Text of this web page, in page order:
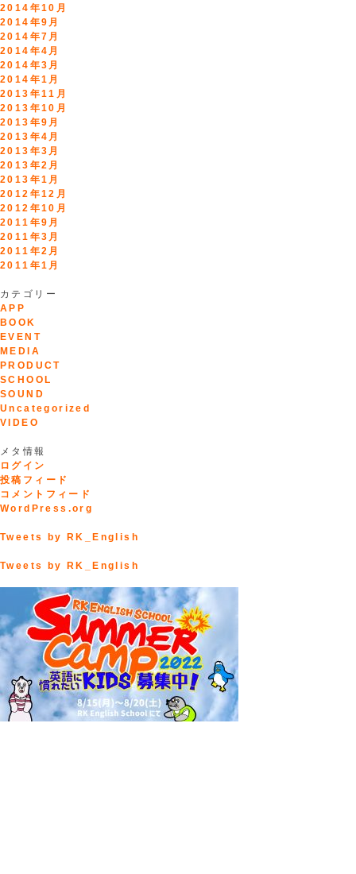
2014年10月
2014年9月
2014年7月
2014年4月
2014年3月
2014年1月
2013年11月
2013年10月
2013年9月
2013年4月
2013年3月
2013年2月
2013年1月
2012年12月
2012年10月
2011年9月
2011年3月
2011年2月
2011年1月
カテゴリー
APP
BOOK
EVENT
MEDIA
PRODUCT
SCHOOL
SOUND
Uncategorized
VIDEO
メタ情報
ログイン
投稿フィード
コメントフィード
WordPress.org
Tweets by RK_English
Tweets by RK_English